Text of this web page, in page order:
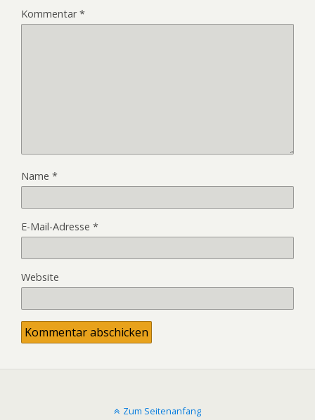
Kommentar*
Name *
E-Mail-Adresse *
Website
Zum Seitenanfang